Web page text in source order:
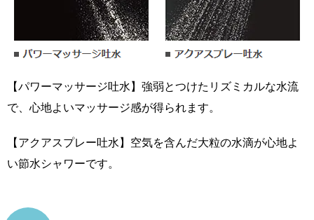
【パワーマッサージ吐水】強弱とつけたリズミカルな水流
で、心地よいマッサージ感が得られます。
【アクアスプレー吐水】空気を含んだ大粒の水滴が心地よ
い節水シャワーです。